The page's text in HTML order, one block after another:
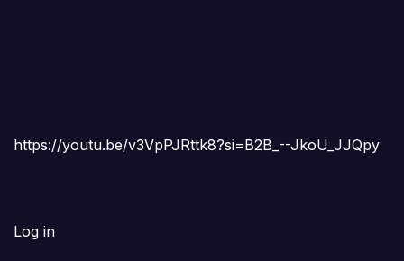
https://youtu.be/v3VpPJRttk8?si=B2B_--JkoU_JJQpy
Log in